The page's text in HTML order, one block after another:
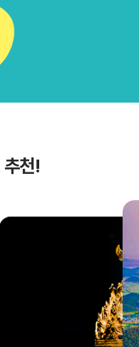
천!